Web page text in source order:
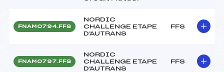
FNAM0794.FFS
NORDIC
CHALLENGE ETAPE
D'AUTRANS
FFS
FNAM0797.FFS
NORDIC
CHALLENGE ETAPE
D'AUTRANS
FFS